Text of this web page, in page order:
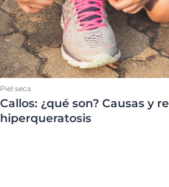
Productos para el rostro
Piel seca
Callos: ¿qué son? Causas y
hiperqueratosis